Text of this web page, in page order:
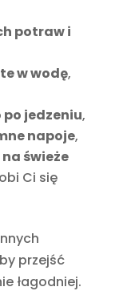
potraw i
w wodę,
po jedzeniu,
napoje,
świeże
Ci się
przejść
łagodniej.